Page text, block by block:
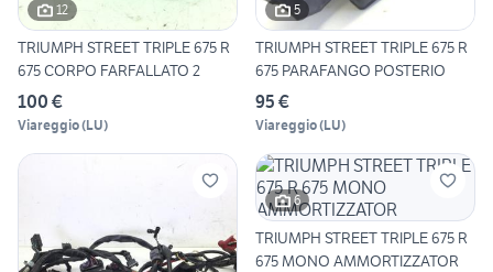
12
TRIUMPH STREET TRIPLE 675 R
675 CORPO FARFALLATO 2
100 €
Viareggio(LU)
5
TRIUMPH STREET TRIPLE 675 R
675 PARAFANGO POSTERIO
95 €
Viareggio(LU)
6
TRIUMPH STREET TRIPLE 675 R
675 MONO AMMORTIZZATOR